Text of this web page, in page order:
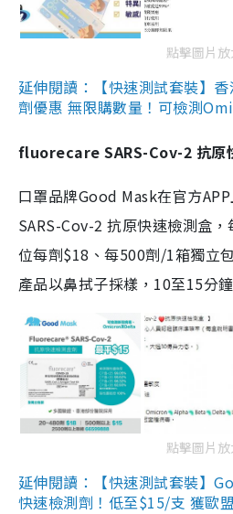
點擊圖片放
延伸閱讀：【快速測試套裝】
劑優惠 無限購數量！可檢測
fluorecare SARS-Cov-2 抗原
口罩品牌Good Mask在官方
SARS-Cov-2 抗原快速檢測盒
位每劑$18、每500劑/1箱獨立
產品以鼻拭子採樣，10至15分
點擊圖片放
延伸閱讀：【快速測試套裝】
快速檢測劑！低至$15/支 獲歐